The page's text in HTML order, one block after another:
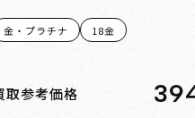
金・プラチナ 18金
取参考価格